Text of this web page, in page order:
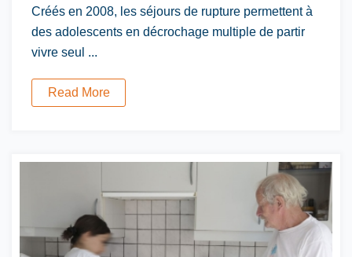
Créés en 2008, les séjours de rupture permettent à
des adolescents en décrochage multiple de partir
vivre seul ...
Read More